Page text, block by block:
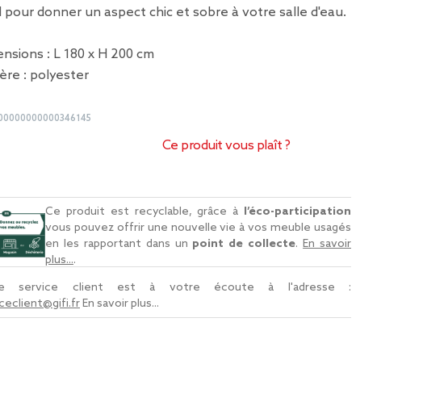
pour donner un aspect chic et sobre à votre salle d'eau.
: L 180 x H 200 cm
: polyester
Ce produit vous plaît ?
Ce produit est recyclable, grâce à l’éco-participation
vous pouvez offrir une nouvelle vie à vos meuble usagés
en les rapportant dans un point de collecte.En savoir
plus....
service client est à votre écoute à l'adresse :
En savoir plus...